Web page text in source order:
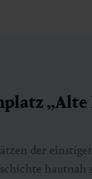
„Alte
der
hautnah